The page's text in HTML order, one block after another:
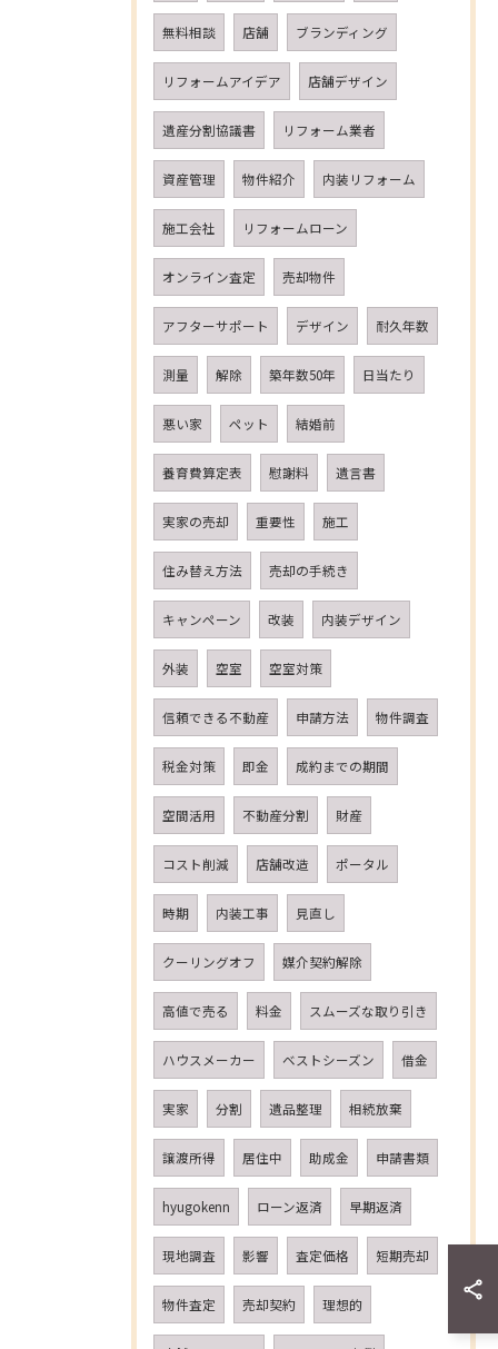
無料相談 店舗 ブランディング
リフォームアイデア 店舗デザイン
遺産分割協議書 リフォーム業者
資産管理 物件紹介 内装リフォーム
施工会社 リフォームローン
オンライン査定 売却物件
アフターサポート デザイン 耐久年数
測量 解除 築年数50年 日当たり
悪い家 ペット 結婚前
養育費算定表 慰謝料 遺言書
実家の売却 重要性 施工
住み替え方法 売却の手続き
キャンペーン 改装 内装デザイン
外装 空室 空室対策
信頼できる不動産 申請方法 物件調査
税金対策 即金 成約までの期間
空間活用 不動産分割 財産
コスト削減 店舗改造 ポータル
時期 内装工事 見直し
クーリングオフ 媒介契約解除
高値で売る 料金 スムーズな取り引き
ハウスメーカー ベストシーズン 借金
実家 分割 遺品整理 相続放棄
譲渡所得 居住中 助成金 申請書類
hyugokenn ローン返済 早期返済
現地調査 影響 査定価格 短期売却
物件査定 売却契約 理想的